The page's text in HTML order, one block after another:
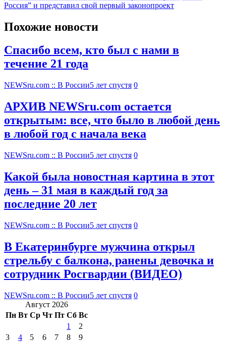
Россия” и представил свой первый законопроект
Похожие новости
Спасибо всем, кто был с нами в
течение 21 года
NEWSru.com :: В России5 лет спустя 0
АРХИВ NEWSru.com остается
открытым: все, что было в любой день
в любой год с начала века
NEWSru.com :: В России5 лет спустя 0
Какой была новостная картина в этот
день – 31 мая в каждый год за
последние 20 лет
NEWSru.com :: В России5 лет спустя 0
В Екатеринбурге мужчина открыл
стрельбу с балкона, ранены девочка и
сотрудник Росгвардии (ВИДЕО)
NEWSru.com :: В России5 лет спустя 0
Август 2026
Пн Вт Ср Чт Пт Сб Вс
1
2
3
4 5 6 7 8
9